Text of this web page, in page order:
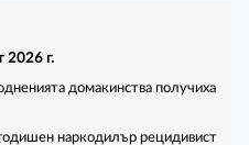
2026 г.
домакинства получиха
наркодилър рецидивист